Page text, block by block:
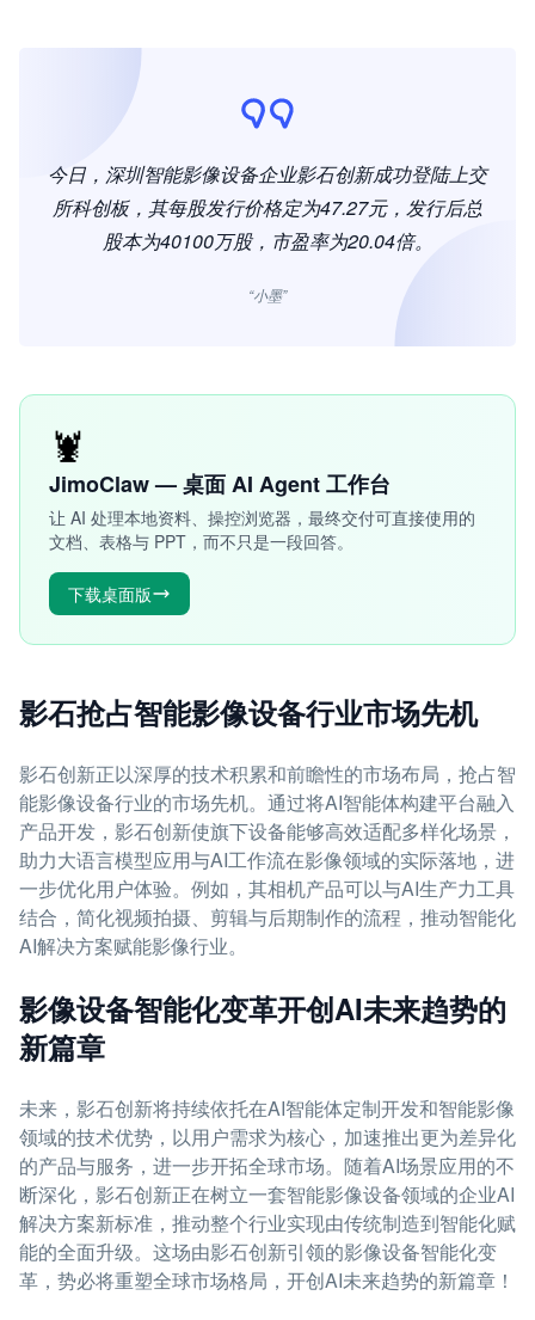
今日，深圳智能影像设备企业影石创新成功登陆上交
所科创板，其每股发行价格定为47.27元，发行后总
股本为40100万股，市盈率为20.04倍。
“小墨”
🦞
JimoClaw — 桌面 AI Agent 工作台
让 AI 处理本地资料、操控浏览器，最终交付可直接使用的
文档、表格与 PPT，而不只是一段回答。
下载桌面版
影石抢占智能影像设备行业市场先机
影石创新正以深厚的技术积累和前瞻性的市场布局，抢占智
能影像设备行业的市场先机。通过将AI智能体构建平台融入
产品开发，影石创新使旗下设备能够高效适配多样化场景，
助力大语言模型应用与AI工作流在影像领域的实际落地，进
一步优化用户体验。例如，其相机产品可以与AI生产力工具
结合，简化视频拍摄、剪辑与后期制作的流程，推动智能化
AI解决方案赋能影像行业。
影像设备智能化变革开创AI未来趋势的
新篇章
未来，影石创新将持续依托在AI智能体定制开发和智能影像
领域的技术优势，以用户需求为核心，加速推出更为差异化
的产品与服务，进一步开拓全球市场。随着AI场景应用的不
断深化，影石创新正在树立一套智能影像设备领域的企业AI
解决方案新标准，推动整个行业实现由传统制造到智能化赋
能的全面升级。这场由影石创新引领的影像设备智能化变
革，势必将重塑全球市场格局，开创AI未来趋势的新篇章！